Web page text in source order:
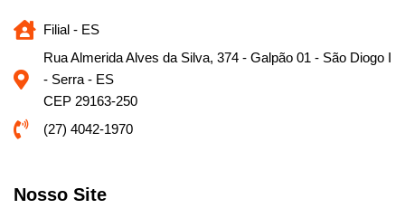
Filial - ES
Rua Almerida Alves da Silva, 374 - Galpão 01 - São Diogo I
- Serra - ES
CEP 29163-250
(27) 4042-1970
Nosso Site